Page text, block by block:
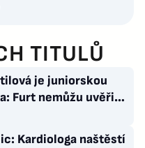
TITULŮ
je juniorskou
Furt nemůžu uvěřit,
Kardiologa naštěstí